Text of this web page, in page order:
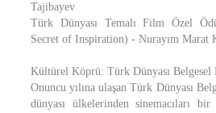
Tajibayev
Türk Dünyası Temalı Film Özel
Secret of Inspiration) - Nurayım Marat
Kültürel Köprü: Türk Dünyası
Onuncu yılına ulaşan Türk Dünyası
dünyası ülkelerinden sinemacıları